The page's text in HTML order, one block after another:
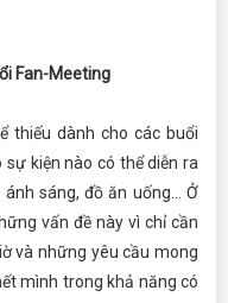
Fan-Meeting
thiếu dành cho các buổi
kiện nào có thể diễn ra
sáng, đồ ăn uống… Ở
vấn đề này vì chỉ cần
và những yêu cầu mong
mình trong khả năng có